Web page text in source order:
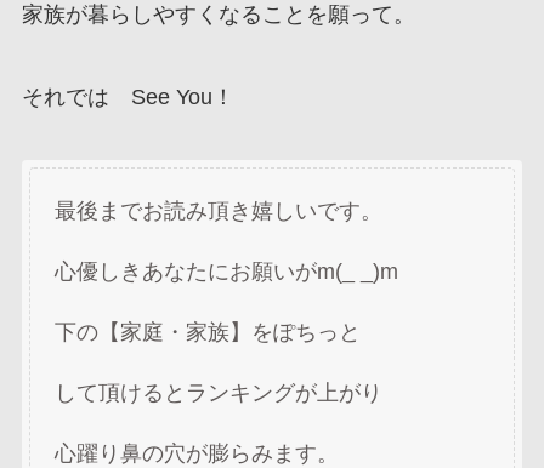
家族が暮らしやすくなることを願って。
それでは See You！
最後までお読み頂き嬉しいです。
心優しきあなたにお願いがm(_ _)m
下の【家庭・家族】をぽちっと
して頂けるとランキングが上がり
心躍り鼻の穴が膨らみます。